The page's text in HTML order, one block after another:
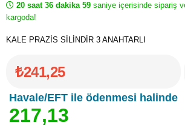
20 saat 36 dakika 59 saniye içerisinde sipariş
kargoda!
KALE PRAZİS SİLİNDİR 3 ANAHTARLI
₺241,25
Havale/EFT ile ödenmesi halinde
217,13